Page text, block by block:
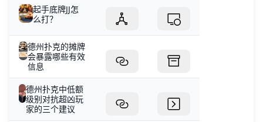
起手底牌JJ怎
么打？
德州扑克的摊牌
会暴露哪些有效
信息
德州扑克中低额
级别对抗超凶玩
家的三个建议